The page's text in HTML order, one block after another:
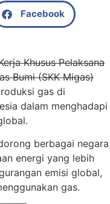
Facebook
Khusus Pelaksana
Bumi (SKK Migas)
gas di
dalam menghadapi
berbagai negara
energi yang lebih
emisi global,
gas.